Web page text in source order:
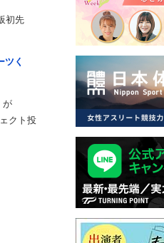
初先
ツく
が
クト投